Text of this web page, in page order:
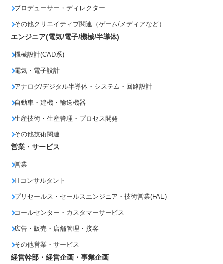
プロデューサー・ディレクター
その他クリエイティブ関連（ゲーム/メディアなど）
エンジニア(電気/電子/機械/半導体)
機械設計(CAD系)
電気・電子設計
アナログ/デジタル半導体・システム・回路設計
自動車・建機・輸送機器
生産技術・生産管理・プロセス開発
その他技術関連
営業・サービス
営業
ITコンサルタント
プリセールス・セールスエンジニア・技術営業(FAE)
コールセンター・カスタマーサービス
広告・販売・店舗管理・接客
その他営業・サービス
経営幹部・経営企画・事業企画